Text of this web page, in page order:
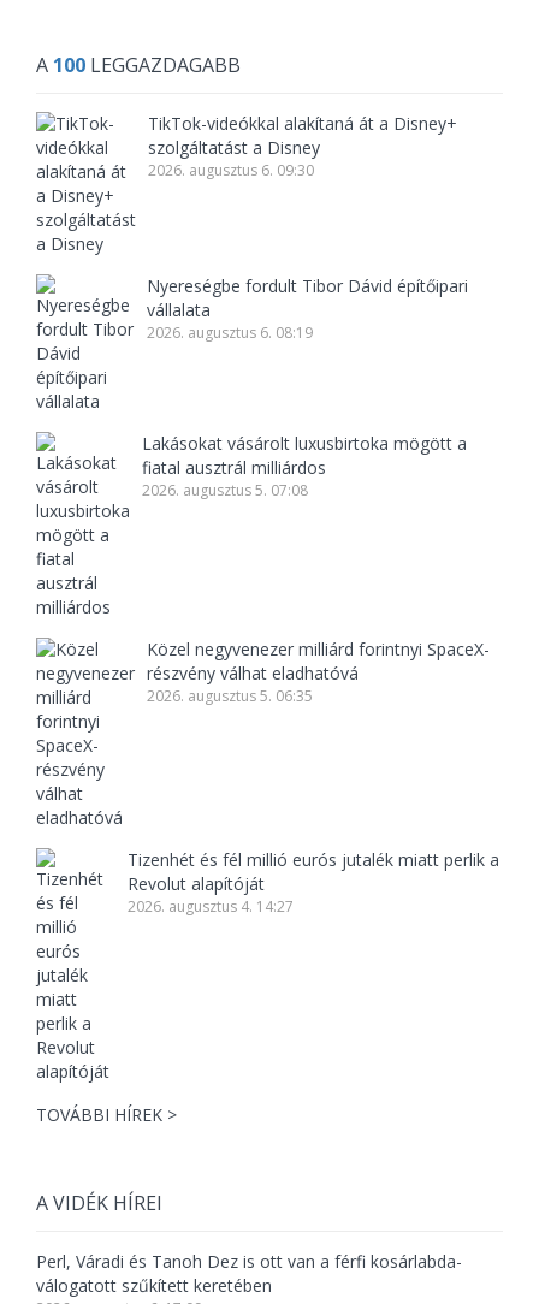
A 100 LEGGAZDAGABB
TikTok-videókkal alakítaná át a Disney+
szolgáltatást a Disney
2026. augusztus 6. 09:30
Nyereségbe fordult Tibor Dávid építőipari
vállalata
2026. augusztus 6. 08:19
Lakásokat vásárolt luxusbirtoka mögött a
fiatal ausztrál milliárdos
2026. augusztus 5. 07:08
Közel negyvenezer milliárd forintnyi SpaceX-
részvény válhat eladhatóvá
2026. augusztus 5. 06:35
Tizenhét és fél millió eurós jutalék miatt perlik a
Revolut alapítóját
2026. augusztus 4. 14:27
TOVÁBBI HÍREK >
A VIDÉK HÍREI
Perl, Váradi és Tanoh Dez is ott van a férfi kosárlabda-
válogatott szűkített keretében